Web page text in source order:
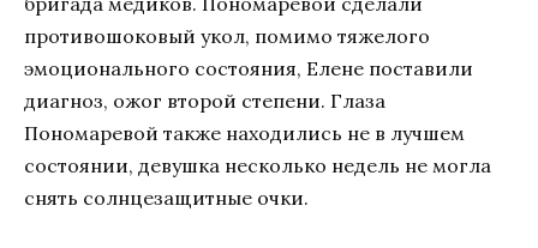
противошоковый укол, помимо тяжелого
эмоционального состояния, Елене поставили
диагноз, ожог второй степени. Глаза
Пономаревой также находились не в лучшем
состоянии, девушка несколько недель не могла
снять солнцезащитные очки.